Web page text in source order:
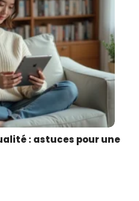
: astuces pour une